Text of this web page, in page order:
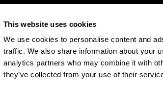
This website uses cookies
We use cookies to personalise content and
traffic. We also share information about your
analytics partners who may combine it with
they’ve collected from your use of their
están diseñadas para detectar alteraciones y deterioro
(cuando son interpretados por un profesional de la
un examen neuropsicológico completo). CogniFit no ofrece
o psicólogo cualificado teniendo en cuenta una amplia
por la FDA. El producto puede ser utilizado para estudios
en los sujetos humanos apropiados conforme al
ser, en ningún caso, inferiores a las requeridas para